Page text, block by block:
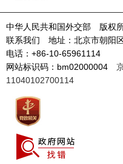
中华人民共和国外交部 版权
联系我们 地址：北京市朝阳
电话：+86-10-65961114
网站标识码：bm02000004
11040102700114